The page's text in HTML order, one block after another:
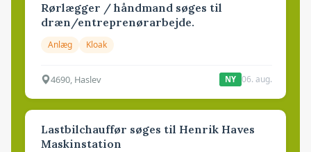
Rørlægger / håndmand søges til
dræn/entreprenørarbejde.
Anlæg Kloak
4690, Haslev NY 06. aug.
Lastbilchauffør søges til Henrik Haves
Maskinstation